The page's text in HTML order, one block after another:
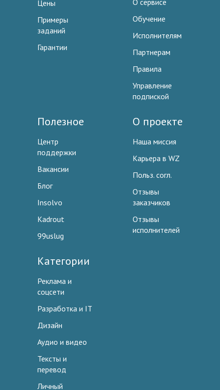
Цены
Примеры
заданий
Гарантии
О сервисе
Обучение
Исполнителям
Партнерам
Правила
Управление
подпиской
Полезное
Центр
поддержки
Вакансии
Блог
Insolvo
Kadrout
99uslug
О проекте
Наша миссия
Карьера в WZ
Польз. согл.
Отзывы
заказчиков
Отзывы
исполнителей
Категории
Реклама и
соцсети
Разработка и IT
Дизайн
Аудио и видео
Тексты и
перевод
Личный